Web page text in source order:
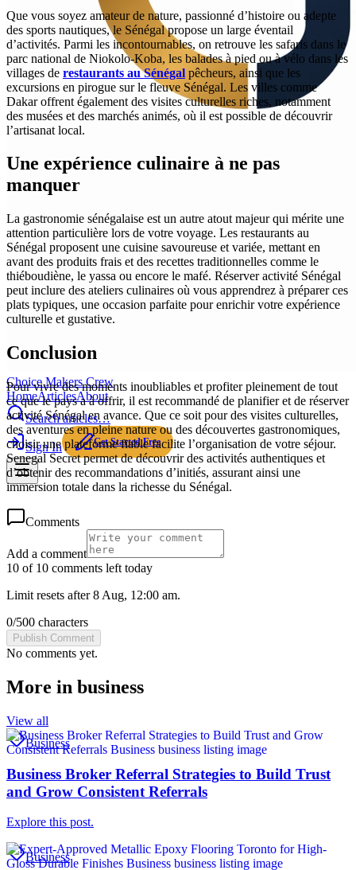
Choice Makers Crew
HomeArticlesAbout
Search articles…
Sign In Get Started Free
Que vous soyez amateur de nature, passionné d’histoire ou adepte
des sports nautiques, le Sénégal propose un large éventail
d’activités. Parmi les incontournables, on retrouve les safaris dans le
parc national de Niokolo-Koba, les balades à pied ou à vélo dans les
villages de restaurants au Sénégal pêcheurs, ainsi que les
excursions en pirogue sur le fleuve Sénégal. Les villes comme
Dakar offrent également des visites culturelles riches, notamment
des musées et des marchés animés, où il est possible de découvrir
l’artisanat local.
Une expérience culinaire à ne pas
manquer
La gastronomie sénégalaise est un autre atout majeur qui mérite une
attention particulière lors de votre voyage. Les restaurants au
Sénégal proposent une cuisine savoureuse et variée, mettant en
avant des produits frais et des recettes traditionnelles comme le
thiéboudiène, le yassa ou encore le mafé. Réserver activité Sénégal
peut inclure des ateliers culinaires où vous apprendrez à préparer ces
plats typiques, une occasion parfaite pour enrichir votre expérience
culturelle et gustative.
Conclusion
Pour vivre des moments inoubliables et profiter pleinement de tout
ce que le pays a à offrir, il est recommandé de planifier et de réserver
activité Sénégal en avance. Que ce soit pour des visites culturelles,
des aventures en pleine nature ou des découvertes gastronomiques,
choisir une plateforme fiable facilite l’organisation de votre séjour.
Senegal Secret permet de découvrir des activités authentiques et
d’obtenir des recommandations d’initiés, assurant ainsi une
immersion totale dans la richesse du Sénégal.
Comments
Add a comment
10 of 10 comments left today
Limit resets after 8 Aug, 12:00 am.
0/500 characters
Publish Comment
No comments yet.
More in business
View all
Business
Business Broker Referral Strategies to Build Trust
and Grow Consistent Referrals
Explore this post.
Business